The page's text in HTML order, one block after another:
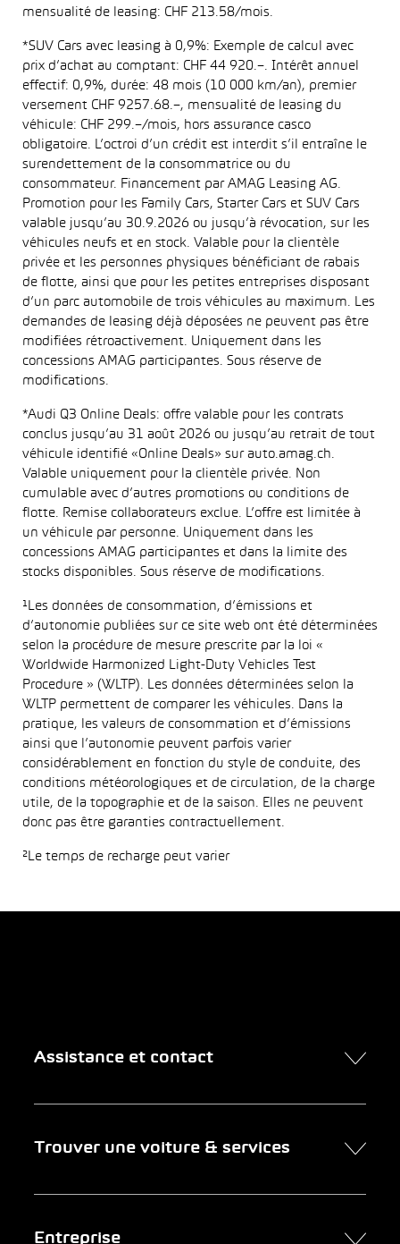
mensualité de leasing: CHF 213.58/mois.
*SUV Cars avec leasing à 0,9%: Exemple de calcul avec
prix d’achat au comptant: CHF 44 920.–. Intérêt annuel
effectif: 0,9%, durée: 48 mois (10 000 km/an), premier
versement CHF 9257.68.–, mensualité de leasing du
véhicule: CHF 299.–/mois, hors assurance casco
obligatoire. L’octroi d’un crédit est interdit s’il entraîne le
surendettement de la consommatrice ou du
consommateur. Financement par AMAG Leasing AG.
Promotion pour les Family Cars, Starter Cars et SUV Cars
valable jusqu’au 30.9.2026 ou jusqu’à révocation, sur les
véhicules neufs et en stock. Valable pour la clientèle
privée et les personnes physiques bénéficiant de rabais
de flotte, ainsi que pour les petites entreprises disposant
d’un parc automobile de trois véhicules au maximum. Les
demandes de leasing déjà déposées ne peuvent pas être
modifiées rétroactivement. Uniquement dans les
concessions AMAG participantes. Sous réserve de
modifications.
*Audi Q3 Online Deals: offre valable pour les contrats
conclus jusqu’au 31 août 2026 ou jusqu’au retrait de tout
véhicule identifié «Online Deals» sur auto.amag.ch.
Valable uniquement pour la clientèle privée. Non
cumulable avec d’autres promotions ou conditions de
flotte. Remise collaborateurs exclue. L’offre est limitée à
un véhicule par personne. Uniquement dans les
concessions AMAG participantes et dans la limite des
stocks disponibles. Sous réserve de modifications.
¹Les données de consommation, d’émissions et
d’autonomie publiées sur ce site web ont été déterminées
selon la procédure de mesure prescrite par la loi «
Worldwide Harmonized Light-Duty Vehicles Test
Procedure » (WLTP). Les données déterminées selon la
WLTP permettent de comparer les véhicules. Dans la
pratique, les valeurs de consommation et d’émissions
ainsi que l’autonomie peuvent parfois varier
considérablement en fonction du style de conduite, des
conditions météorologiques et de circulation, de la charge
utile, de la topographie et de la saison. Elles ne peuvent
donc pas être garanties contractuellement.
²Le temps de recharge peut varier
Assistance et contact
Trouver une voiture & services
Entreprise